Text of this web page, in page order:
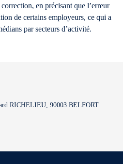
en précisant que l’erreur
de certains employeurs, ce qui a
par secteurs d’activité.
RICHELIEU, 90003 BELFORT